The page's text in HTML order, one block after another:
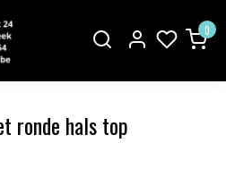
0
ronde hals top